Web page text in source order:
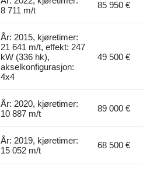
8 711 m/t
85 950 €
År: 2015, kjøretimer:
21 641 m/t, effekt: 247
kW (336 hk),
akselkonfigurasjon:
4x4
49 500 €
År: 2020, kjøretimer:
10 887 m/t
89 000 €
År: 2019, kjøretimer:
15 052 m/t
68 500 €